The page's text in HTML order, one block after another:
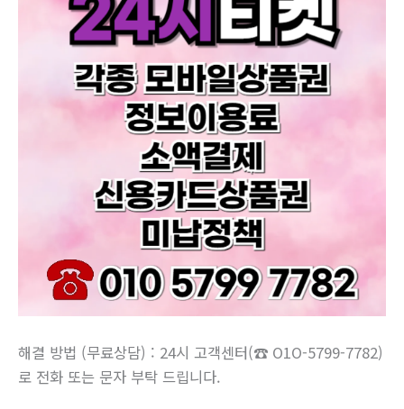
해결 방법 (무료상담) : 24시 고객센터(☎ O1O-5799-7782)
로 전화 또는 문자 부탁 드립니다.